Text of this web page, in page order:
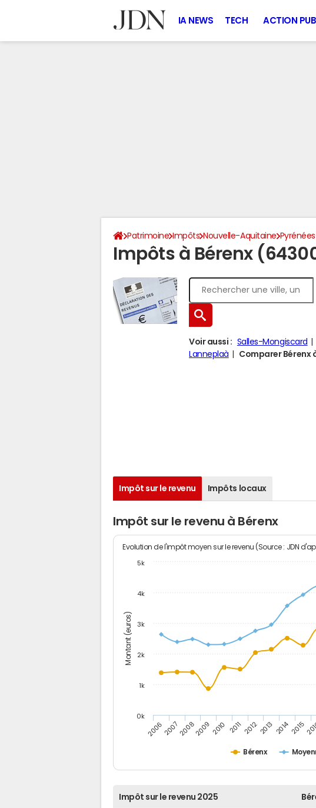
IA NEWS TECH ACTION
Patrimoine Impôts Nouvelle-Aquitaine
Impôts à Bérenx
Voir aussi : Salles-Mongiscard
Lanneplaà
Comparer Bérenx
Impôt sur le revenu Impôts locaux
Impôt sur le revenu à Bérenx
Montant (euros)
Evolution de l'impôt moyen sur le revenu (Source : JDN
Bérenx
20062007200820092010 2011 20122013 20142015
0k
1k
2k
3k
4k
5k
Impôt sur le revenu 2025